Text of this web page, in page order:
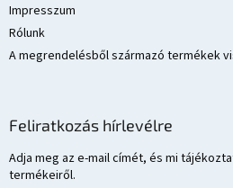
Impresszum
Rólunk
A megrendelésből származó termékek
Feliratkozás hírlevélre
Adja meg az e-mail címét, és mi
termékeiről.